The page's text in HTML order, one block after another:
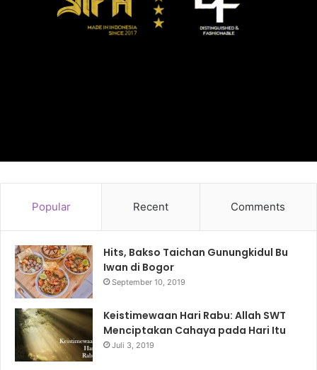
Popular Recent Comments
Hits, Bakso Taichan Gunungkidul Bu
Iwan di Bogor
September 10, 2019
Keistimewaan Hari Rabu: Allah SWT
Menciptakan Cahaya pada Hari Itu
Juli 3, 2019